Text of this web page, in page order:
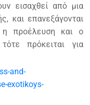
εισαχθεί από μια
και επανεξάγονται
προέλευση και ο
πρόκειται για
and-
exotikoys-